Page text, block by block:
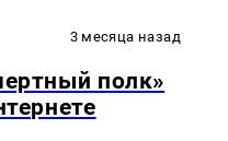
3 месяца назад
полк»